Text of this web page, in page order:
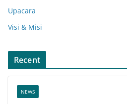
Upacara
Visi & Misi
Recent
NEWS